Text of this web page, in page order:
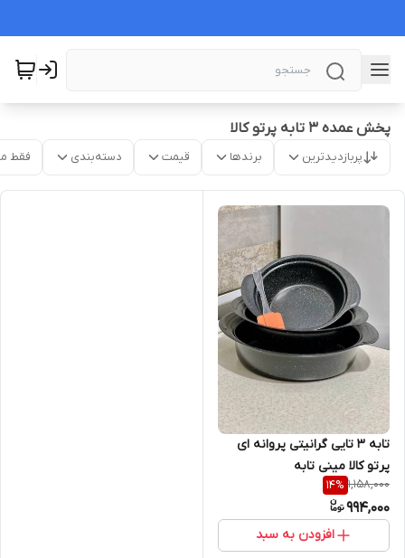
پخش عمده ۳ تابه پرتو کالا
پربازدیدترین برندها قیمت دسته‌بندی فقط
تابه ۳ تایی گرانیتی پروانه ای
پرتو کالا مینی تابه
1,158,000
14%
994,000
افزودن به سبد